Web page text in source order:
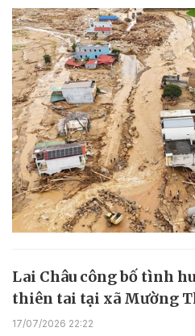
Lai Châu công bố tình
thiên tai tại xã Mường
17/07/2026 22:22